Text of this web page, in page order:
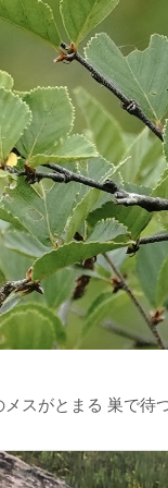
スがとまる 巣で待